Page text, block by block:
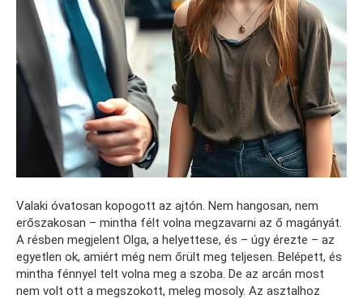
Valaki óvatosan kopogott az ajtón. Nem hangosan, nem
erőszakosan – mintha félt volna megzavarni az ő magányát.
A résben megjelent Olga, a helyettese, és – úgy érezte – az
egyetlen ok, amiért még nem őrült meg teljesen. Belépett, és
mintha fénnyel telt volna meg a szoba. De az arcán most
nem volt ott a megszokott, meleg mosoly. Az asztalhoz